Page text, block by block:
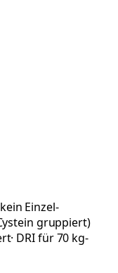
kein Einzel-
gruppiert)
· DRI für 70 kg-